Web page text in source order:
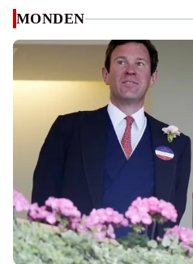
MONDEN